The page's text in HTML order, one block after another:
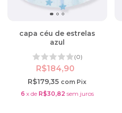
capa céu de estrelas
azul
(0)
R$184,90
R$179,35 com Pix
6 x de R$30,82 sem juros